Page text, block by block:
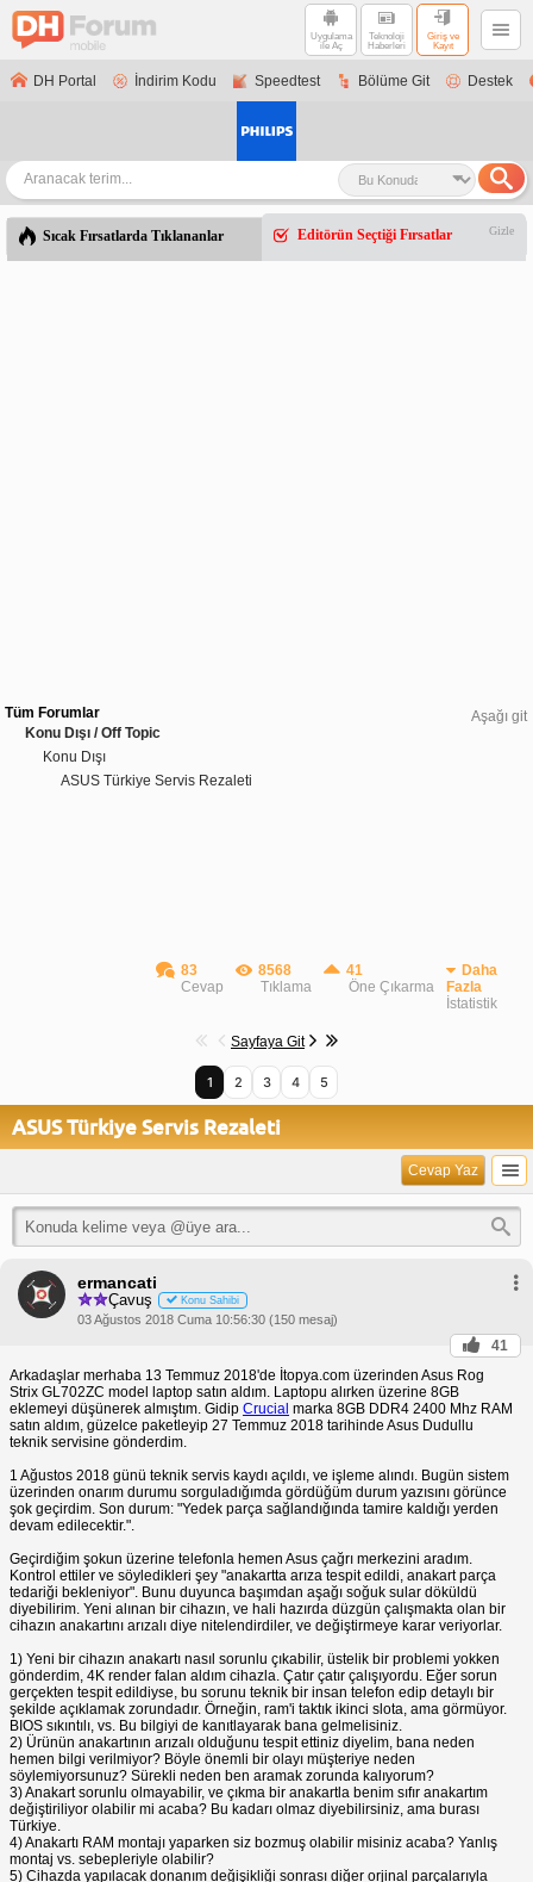
Uygulama
ile Aç
Teknoloji
Haberleri
Giriş ve
Kayıt
DH Portal İndirim Kodu Speedtest Bölüme Git Destek
Sıcak Fırsatlarda Tıklananlar Editörün Seçtiği Fırsatlar Gizle
Aşağı git
Tüm Forumlar
Konu Dışı / Off Topic
Konu Dışı
ASUS Türkiye Servis Rezaleti
83
Cevap
8568
Tıklama
41
Öne Çıkarma
Daha
Fazla
İstatistik
Sayfaya Git
1 2 3 4 5
ASUS Türkiye Servis Rezaleti
Cevap Yaz
ermancati
Çavuş Konu Sahibi
03 Ağustos 2018 Cuma 10:56:30 (150 mesaj)
41
Arkadaşlar merhaba 13 Temmuz 2018'de İtopya.com üzerinden Asus Rog
Strix GL702ZC model laptop satın aldım. Laptopu alırken üzerine 8GB
eklemeyi düşünerek almıştım. Gidip Crucial marka 8GB DDR4 2400 Mhz RAM
satın aldım, güzelce paketleyip 27 Temmuz 2018 tarihinde Asus Dudullu
teknik servisine gönderdim.
1 Ağustos 2018 günü teknik servis kaydı açıldı, ve işleme alındı. Bugün sistem
üzerinden onarım durumu sorguladığımda gördüğüm durum yazısını görünce
şok geçirdim. Son durum: "Yedek parça sağlandığında tamire kaldığı yerden
devam edilecektir.".
Geçirdiğim şokun üzerine telefonla hemen Asus çağrı merkezini aradım.
Kontrol ettiler ve söyledikleri şey "anakartta arıza tespit edildi, anakart parça
tedariği bekleniyor". Bunu duyunca başımdan aşağı soğuk sular döküldü
diyebilirim. Yeni alınan bir cihazın, ve hali hazırda düzgün çalışmakta olan bir
cihazın anakartını arızalı diye nitelendirdiler, ve değiştirmeye karar veriyorlar.
1) Yeni bir cihazın anakartı nasıl sorunlu çıkabilir, üstelik bir problemi yokken
gönderdim, 4K render falan aldım cihazla. Çatır çatır çalışıyordu. Eğer sorun
gerçekten tespit edildiyse, bu sorunu teknik bir insan telefon edip detaylı bir
şekilde açıklamak zorundadır. Örneğin, ram'i taktık ikinci slota, ama görmüyor.
BIOS sıkıntılı, vs. Bu bilgiyi de kanıtlayarak bana gelmelisiniz.
2) Ürünün anakartının arızalı olduğunu tespit ettiniz diyelim, bana neden
hemen bilgi verilmiyor? Böyle önemli bir olayı müşteriye neden
söylemiyorsunuz? Sürekli neden ben aramak zorunda kalıyorum?
3) Anakart sorunlu olmayabilir, ve çıkma bir anakartla benim sıfır anakartım
değiştiriliyor olabilir mi acaba? Bu kadarı olmaz diyebilirsiniz, ama burası
Türkiye.
4) Anakartı RAM montajı yaparken siz bozmuş olabilir misiniz acaba? Yanlış
montaj vs. sebepleriyle olabilir?
5) Cihazda yapılacak donanım değişikliği sonrası diğer orjinal parçalarıyla